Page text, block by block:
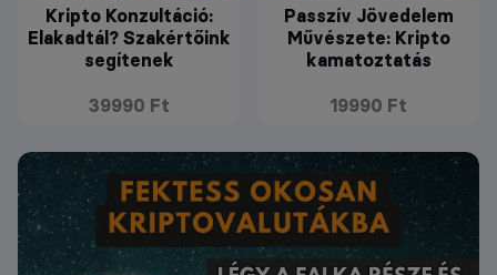
Kripto Konzultáció:
Elakadtál? Szakértőink
segítenek
39990 Ft
Passzív Jövedelem
Művészete: Kripto
kamatoztatás
19990 Ft